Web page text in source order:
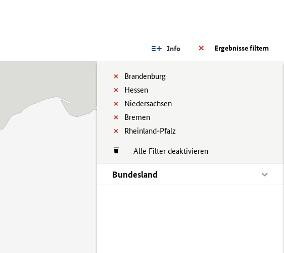
Ergebnisse filtern
Info
Brandenburg
Hessen
Niedersachsen
Bremen
Rheinland-Pfalz
Alle Filter deaktivieren
Bundesland